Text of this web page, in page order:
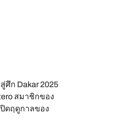
ศึก Dakar 2025
สมาชิกของ
ดฤดูกาลของ